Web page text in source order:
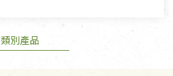
知：
請務必保持原包裝方式及使用原
別產品